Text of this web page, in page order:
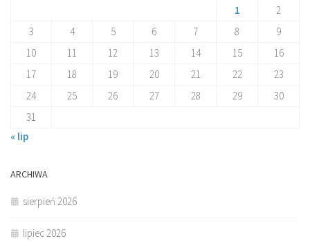
1
2
3
4 5 6 7 8
9
10
11 12 13 14 15
16
17
18 19 20 21 22
23
24
25 26 27 28 29
30
31
« lip
ARCHIWA
sierpień 2026
lipiec 2026